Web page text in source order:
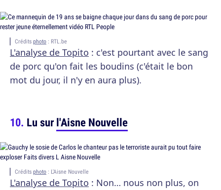
Crédits photo : RTL.be
L'analyse de Topito : c'est pourtant avec le sang
de porc qu'on fait les boudins (c'était le bon
mot du jour, il n'y en aura plus).
Lu surl'Aisne Nouvelle
Crédits photo : L'Aisne Nouvelle
L'analyse de Topito : Non… nous non plus, on